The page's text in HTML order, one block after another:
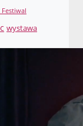
Festiwal
wystawa